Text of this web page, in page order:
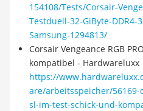
154108/Tests/Corsair-
Testduell-32-GiByte-DDR4-
Samsung-1294813/
Corsair Vengeance RGB
kompatibel - Hardwareluxx
https://
are/arbeitsspeicher/
sl-im-test-schick-und-